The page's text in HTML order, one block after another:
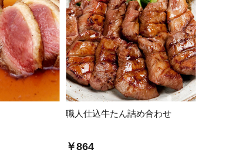
職人仕込牛たん詰め合わせ
￥864